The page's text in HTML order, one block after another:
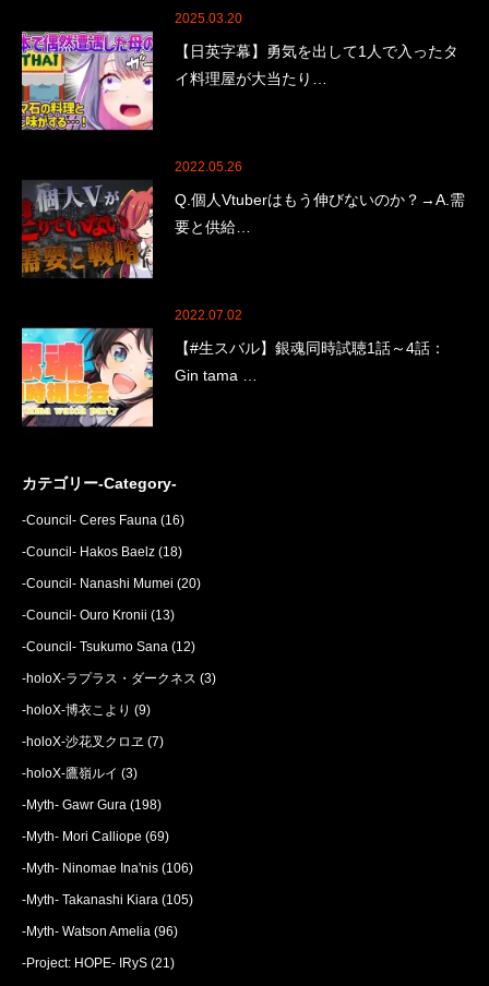
2025.03.20
【日英字幕】勇気を出して1人で入ったタ
イ料理屋が大当たり…
2022.05.26
Q.個人Vtuberはもう伸びないのか？→A.需
要と供給…
2022.07.02
【#生スバル】銀魂同時試聴1話～4話：
Gin tama …
カテゴリー-Category-
-Council- Ceres Fauna (16)
-Council- Hakos Baelz (18)
-Council- Nanashi Mumei (20)
-Council- Ouro Kronii (13)
-Council- Tsukumo Sana (12)
-holoX-ラプラス・ダークネス (3)
-holoX-博衣こより (9)
-holoX-沙花叉クロヱ (7)
-holoX-鷹嶺ルイ (3)
-Myth- Gawr Gura (198)
-Myth- Mori Calliope (69)
-Myth- Ninomae Ina'nis (106)
-Myth- Takanashi Kiara (105)
-Myth- Watson Amelia (96)
-Project: HOPE- IRyS (21)